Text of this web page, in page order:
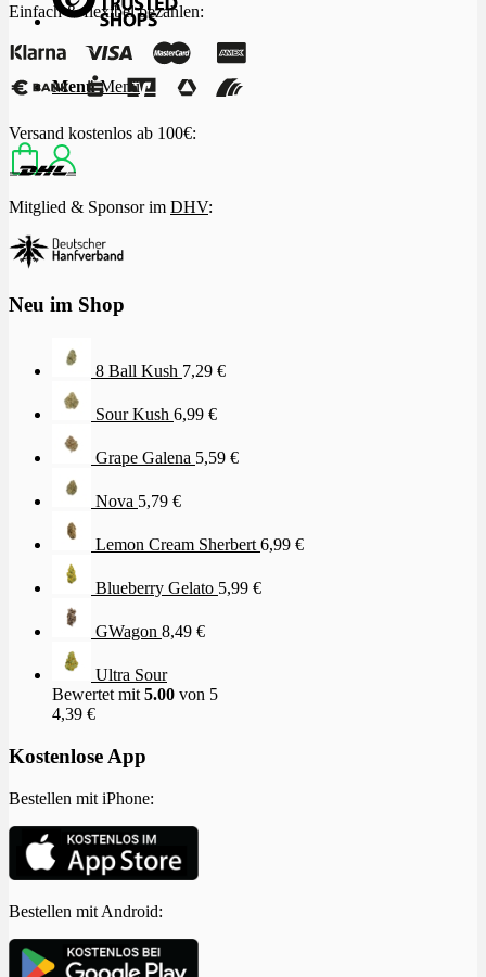
Menü Menü
Einfach & flexibel bezahlen:
Versand kostenlos ab 100€:
Mitglied & Sponsor im DHV:
Neu im Shop
8 Ball Kush 7,29 €
Sour Kush 6,99 €
Grape Galena 5,59 €
Nova 5,79 €
Lemon Cream Sherbert 6,99 €
Blueberry Gelato 5,99 €
GWagon 8,49 €
Ultra Sour
Bewertet mit 5.00 von 5
4,39 €
Kostenlose App
Bestellen mit iPhone:
Bestellen mit Android: